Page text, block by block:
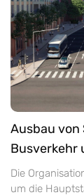
Ausbau von
Busverkehr
Die
um die